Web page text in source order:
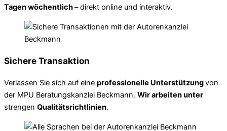
Tagen wöchentlich– direkt online und interaktiv.
Sichere Transaktion
Verlassen Sie sich auf eine professionelle Unterstützungvon
der MPU Beratungskanzlei Beckmann. Wir arbeiten unter
strengen Qualitätsrichtlinien.